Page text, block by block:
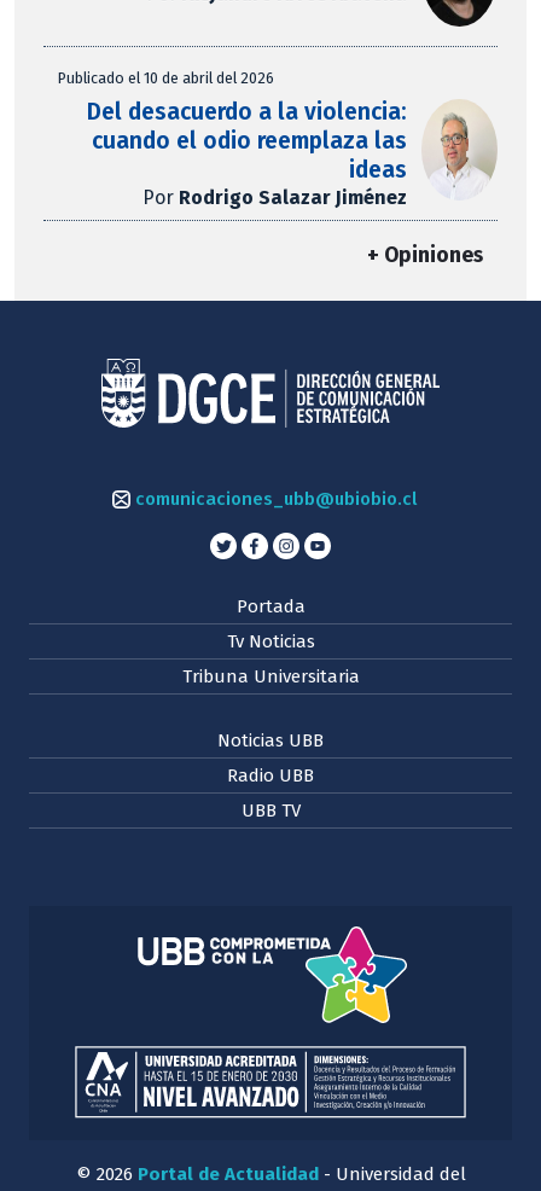
Publicado el 10 de abril del 2026
Del desacuerdo a la violencia:
cuando el odio reemplaza las
ideas
Por Rodrigo Salazar Jiménez
+ Opiniones
comunicaciones_ubb@ubiobio.cl
Portada
Tv Noticias
Tribuna Universitaria
Noticias UBB
Radio UBB
UBB TV
© 2026 Portal de Actualidad- Universidad del